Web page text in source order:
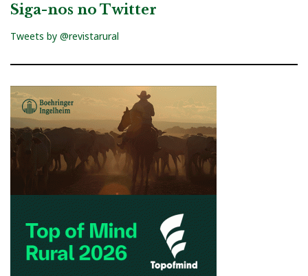
Siga-nos no Twitter
Tweets by @revistarural